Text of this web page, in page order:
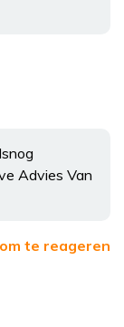
Advies Van
te reageren